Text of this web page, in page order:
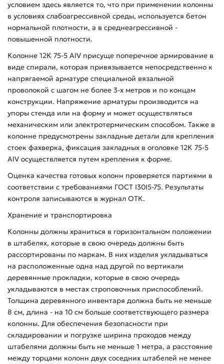
условием здесь является то, что при применении колонны
в условиях слабоагрессивной среды, используется бетон
нормальной плотности, а в среднеагрессивной -
повышенной плотности.
Колонне 12К 75-5 АIV присуще поперечное армирование в
виде спирали, которая привязывается непосредственно к
напрягаемой арматуре специальной вязальной
проволокой с шагом не более 3-х метров и по концам
конструкции. Напряжение арматуры производится на
упоры стенда или на форму и может осуществляться
механическим или электротермическим способом. Также в
колонне предусмотрены закладные детали для крепления
стоек фахверка, фиксация закладных в оголовке 12К 75-5
АIV осуществляется путем крепления к форме.
Оценка качества готовых колонн проверяется партиями в
соответствии с требованиями ГОСТ I30I5-75. Результаты
контроля записываются в журнал ОТК.
Хранение и транспортировка
Колонны должны храниться в горизонтальном положении
в штабелях, которые в свою очередь должны быть
рассортированы по маркам. В них изделия укладываться
на расположенные одна над другой по вертикали
деревянные прокладки, которые в свою очередь
укладываются в местах строповочных приспособлений.
Толщина деревянного инвентаря должна быть не меньше
8 см, длина - на 10 см больше соответствующего размера
колонны. Для обеспечения безопасности при
складировании и погрузке ширина проходов между
штабелями должны быть не меньше 1 метра, а расстояние
между торцами колонн двух соседних штабелей не менее